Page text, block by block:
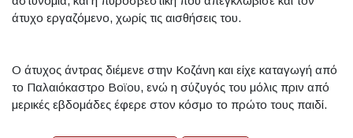
άτυχο εργαζόμενο, χωρίς τις αισθήσεις του.
Ο άτυχος άντρας διέμενε στην Κοζάνη και είχε καταγωγή από
το Παλαιόκαστρο Βοϊου, ενώ η σύζυγός του μόλις πριν από
μερικές εβδομάδες έφερε στον κόσμο το πρώτο τους παιδί.